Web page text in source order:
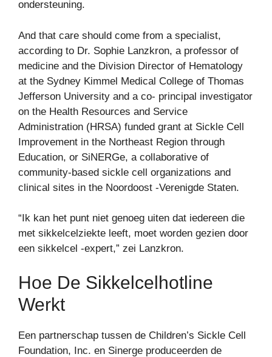
ondersteuning.
And that care should come from a specialist,
according to Dr. Sophie Lanzkron, a professor of
medicine and the Division Director of Hematology
at the Sydney Kimmel Medical College of Thomas
Jefferson University and a co- principal investigator
on the Health Resources and Service
Administration (HRSA) funded grant at Sickle Cell
Improvement in the Northeast Region through
Education, or SiNERGe, a collaborative of
community-based sickle cell organizations and
clinical sites in the Noordoost -Verenigde Staten.
“Ik kan het punt niet genoeg uiten dat iedereen die
met sikkelcelziekte leeft, moet worden gezien door
een sikkelcel -expert,” zei Lanzkron.
Hoe De Sikkelcelhotline
Werkt
Een partnerschap tussen de Children’s Sickle Cell
Foundation, Inc. en Sinerge produceerden de